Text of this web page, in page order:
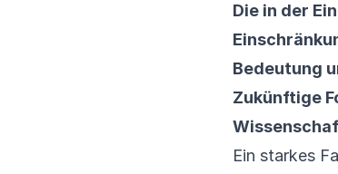
Die in der
Bedeutung
Zukünftige
Ein starkes